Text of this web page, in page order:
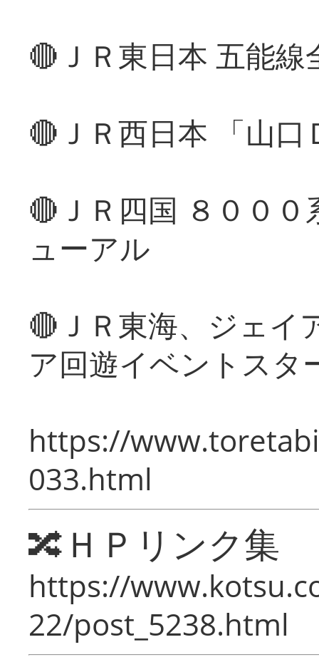
🔴ＪＲ東日本 五能
🔴ＪＲ西日本 「山
🔴ＪＲ四国 ８００
ューアル
🔴ＪＲ東海、ジェイ
ア回遊イベントスタ
https://
033.html
🔀ＨＰリンク集
https://
22/post_5238.html